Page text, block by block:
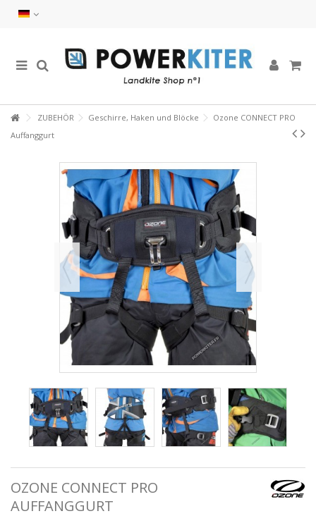
ZUBEHÖR Geschirre, Haken und Blöcke
Ozone CONNECT PRO
Auffanggurt
OZONE CONNECT PRO
AUFFANGGURT